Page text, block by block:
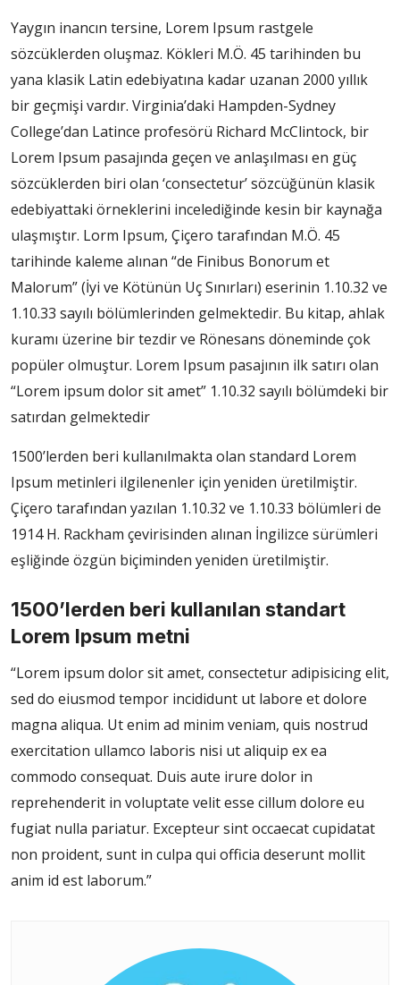
Yaygın inancın tersine, Lorem Ipsum rastgele
sözcüklerden oluşmaz. Kökleri M.Ö. 45 tarihinden bu
yana klasik Latin edebiyatına kadar uzanan 2000 yıllık
bir geçmişi vardır. Virginia’daki Hampden-Sydney
College’dan Latince profesörü Richard McClintock, bir
Lorem Ipsum pasajında geçen ve anlaşılması en güç
sözcüklerden biri olan ‘consectetur’ sözcüğünün klasik
edebiyattaki örneklerini incelediğinde kesin bir kaynağa
ulaşmıştır. Lorm Ipsum, Çiçero tarafından M.Ö. 45
tarihinde kaleme alınan “de Finibus Bonorum et
Malorum” (İyi ve Kötünün Uç Sınırları) eserinin 1.10.32 ve
1.10.33 sayılı bölümlerinden gelmektedir. Bu kitap, ahlak
kuramı üzerine bir tezdir ve Rönesans döneminde çok
popüler olmuştur. Lorem Ipsum pasajının ilk satırı olan
“Lorem ipsum dolor sit amet” 1.10.32 sayılı bölümdeki bir
satırdan gelmektedir
1500’lerden beri kullanılmakta olan standard Lorem
Ipsum metinleri ilgilenenler için yeniden üretilmiştir.
Çiçero tarafından yazılan 1.10.32 ve 1.10.33 bölümleri de
1914 H. Rackham çevirisinden alınan İngilizce sürümleri
eşliğinde özgün biçiminden yeniden üretilmiştir.
1500’lerden beri kullanılan standart
Lorem Ipsum metni
“Lorem ipsum dolor sit amet, consectetur adipisicing elit,
sed do eiusmod tempor incididunt ut labore et dolore
magna aliqua. Ut enim ad minim veniam, quis nostrud
exercitation ullamco laboris nisi ut aliquip ex ea
commodo consequat. Duis aute irure dolor in
reprehenderit in voluptate velit esse cillum dolore eu
fugiat nulla pariatur. Excepteur sint occaecat cupidatat
non proident, sunt in culpa qui officia deserunt mollit
anim id est laborum.”